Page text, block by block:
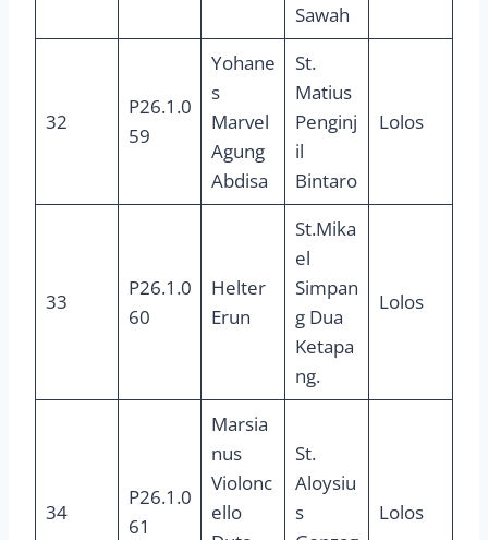
Sawah
32
P26.1.0
59
Yohane
s
Marvel
Agung
Abdisa
St.
Matius
Penginj
il
Bintaro
Lolos
33
P26.1.0
60
Helter
Erun
St.Mika
el
Simpan
g Dua
Ketapa
ng.
Lolos
34
P26.1.0
61
Marsia
nus
Violonc
ello
St.
Aloysiu
s
Lolos